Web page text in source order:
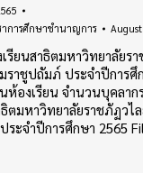
การศึกษาชำนาญการ
รียนสาธิตมหาวิทยาลัยร
าชูปถัมภ์ ประจำปีการศึ
ห้องเรียน จำนวนบุคลาก
ธิตมหาวิทยาลัยราชภัฏวไ
ะจำปีการศึกษา 2565